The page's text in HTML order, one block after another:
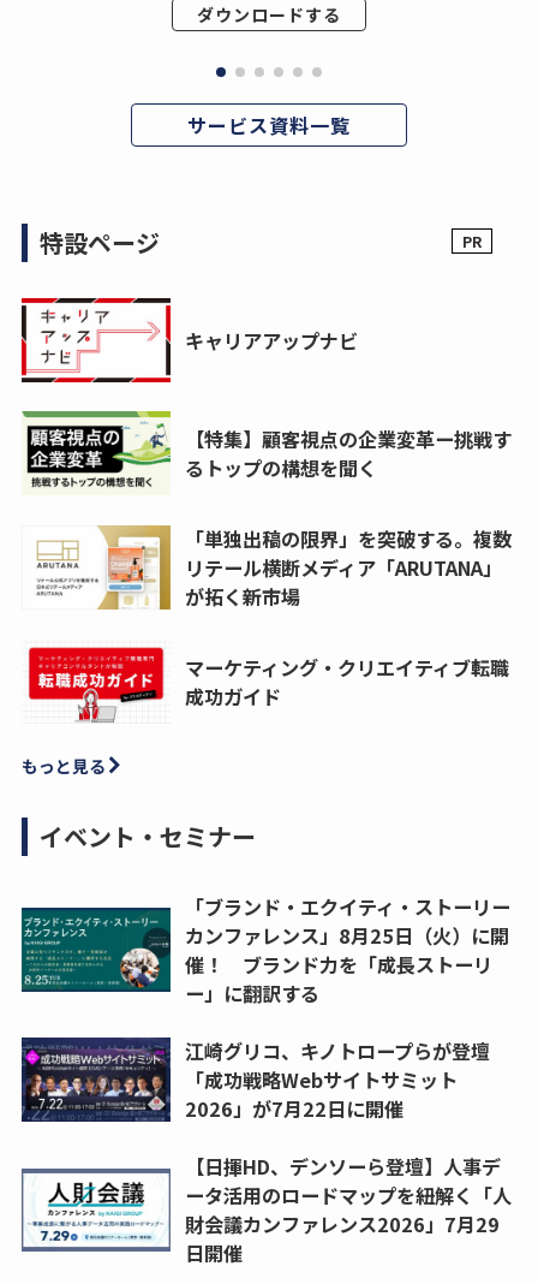
ダウンロードする
サービス資料一覧
特設ページ
キャリアアップナビ
【特集】顧客視点の企業変革ー挑戦す
るトップの構想を聞く
「単独出稿の限界」を突破する。複数
リテール横断メディア「ARUTANA」
が拓く新市場
マーケティング・クリエイティブ転職
成功ガイド
もっと見る
イベント・セミナー
「ブランド・エクイティ・ストーリー
カンファレンス」8月25日（火）に開
催！ ブランド力を「成長ストーリ
ー」に翻訳する
江崎グリコ、キノトロープらが登壇
「成功戦略Webサイトサミット
2026」が7月22日に開催
【日揮HD、デンソーら登壇】人事デ
ータ活用のロードマップを紐解く「人
財会議カンファレンス2026」7月29
日開催